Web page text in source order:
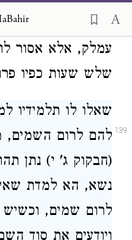
שיגבר עמלק דכתיב
עמלק, אלא אסור
שלש שעות כפיו
139
שאלו לו תלמידיו
להם לרום השמים,
(חבקוק ג' י) נתן
נשא, הא למדת
לרום שמים,